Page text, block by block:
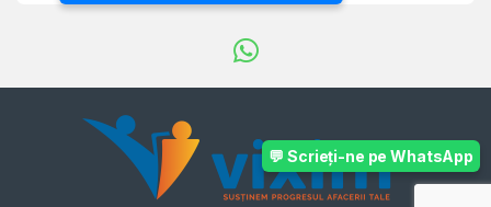
💬 Scrieți-ne pe WhatsApp